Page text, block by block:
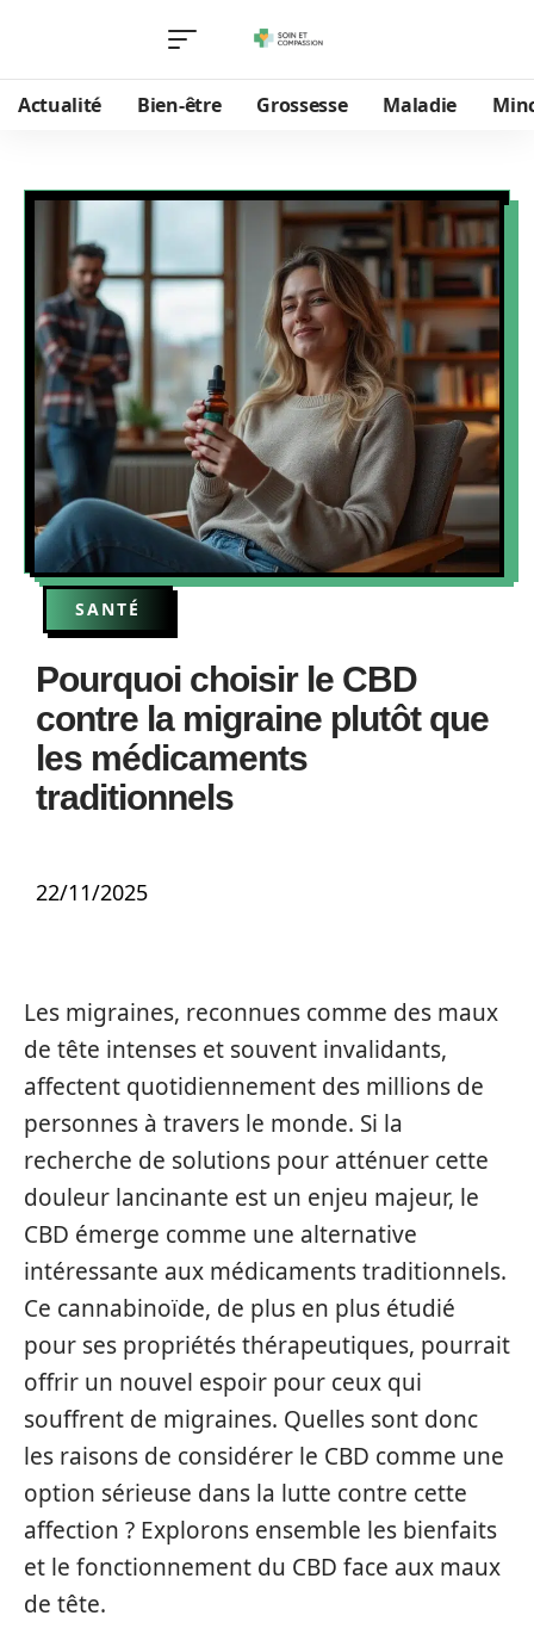
Actualité Bien-être Grossesse Maladie
SANTÉ
Pourquoi choisir le CBD
contre la migraine plutôt que
les médicaments
traditionnels
22/11/2025
Les migraines, reconnues comme des maux
de tête intenses et souvent invalidants,
affectent quotidiennement des millions de
personnes à travers le monde. Si la
recherche de solutions pour atténuer cette
douleur lancinante est un enjeu majeur, le
CBD émerge comme une alternative
intéressante aux médicaments traditionnels.
Ce cannabinoïde, de plus en plus étudié
pour ses propriétés thérapeutiques, pourrait
offrir un nouvel espoir pour ceux qui
souffrent de migraines. Quelles sont donc
les raisons de considérer le CBD comme une
option sérieuse dans la lutte contre cette
affection ? Explorons ensemble les bienfaits
et le fonctionnement du CBD face aux maux
de tête.